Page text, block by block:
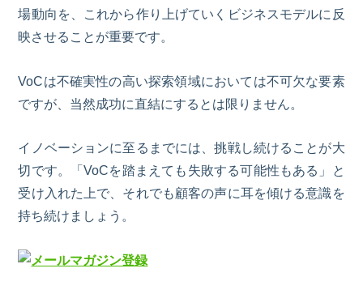
場動向を、これから作り上げていくビジネスモデルに反
映させることが重要です。
VoCは不確実性の高い探索領域においては不可欠な要素
ですが、当然成功に直結にするとは限りません。
イノベーションに至るまでには、挑戦し続けることが大
切です。「VoCを踏まえても失敗する可能性もある」と
受け入れた上で、それでも顧客の声に耳を傾ける意識を
持ち続けましょう。